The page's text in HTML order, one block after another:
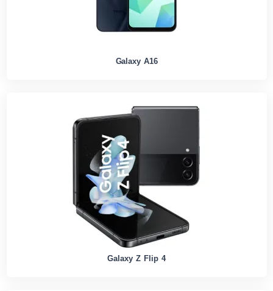
Galaxy A16
Galaxy Z Flip 4